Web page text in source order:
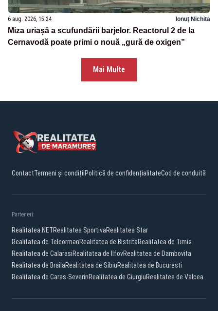
6 aug. 2026, 15:24 Ionuț Nichita
Miza uriașă a scufundării barjelor. Reactorul 2 de la
Cernavodă poate primi o nouă „gură de oxigen”
Mai Multe
ContactTermeni și condițiiPolitică de confidențialitateCod de conduită
Parteneri:
Realitatea.NETRealitatea SportivaRealitatea Star
Realitatea de TeleormanRealitatea de BistritaRealitatea de Timis
Realitatea de CalarasiRealitatea de IlfovRealitatea de Dambovita
Realitatea de BrailaRealitatea de SibiuRealitatea de Bucuresti
Realitatea de Caras-SeverinRealitatea de GiurgiuRealitatea de Valcea